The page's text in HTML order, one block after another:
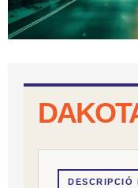
DESCRIPCIÓ